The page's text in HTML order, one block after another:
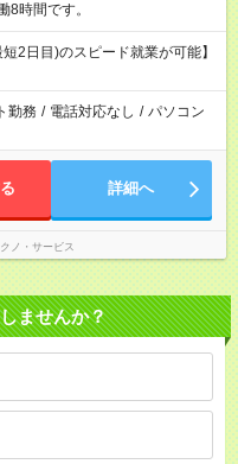
実働8時間です。
2日目)のスピード就業が可能】
勤務 / 電話対応なし / パソコン
詳細へ
ノ・サービス
ませんか？